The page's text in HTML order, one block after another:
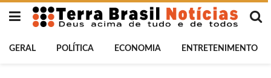
GERAL POLÍTICA ECONOMIA ENTRETENIMENTO